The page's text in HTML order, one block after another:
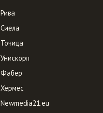
Рива
Сиела
Точица
Унискорп
Фабер
Хермес
Newmedia21.eu